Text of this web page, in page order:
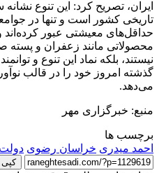
ایران، تصریح کرد: این تنوع
تاریخی کشور است و تنها در
حداقل‌های معیشتی عبور کرده‌اند
محصولاتی مانند زعفران و پسته
نیستند، بلکه نماد این تنوع و
گذشته امروز خود را در قالب
می‌دهد.
منبع: خبرگزاری مهر
برچسب ها
احمد میدری خراسان رضوی
کپی